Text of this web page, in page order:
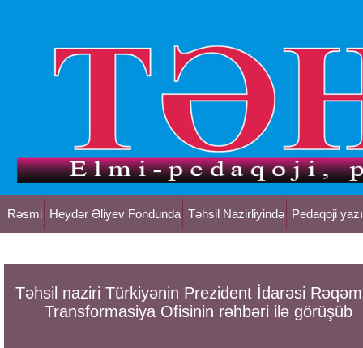
Rəsmi Heydər Əliyev Fondunda Təhsil Nazirliyində Pedaqoji
Təhsil naziri Türkiyənin Prezident İdarəsi
Transformasiya Ofisinin rəhbəri ilə görüşüb